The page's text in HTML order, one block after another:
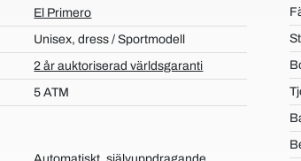
El Primero
Unisex, dress / Sportmodell
2 år auktoriserad världsgaranti
5 ATM